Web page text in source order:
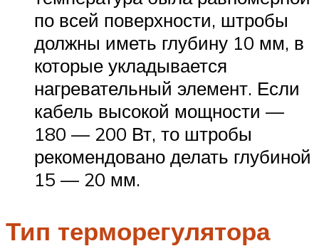
по всей поверхности, штробы
должны иметь глубину 10 мм, в
которые укладывается
нагревательный элемент. Если
кабель высокой мощности —
180 — 200 Вт, то штробы
рекомендовано делать глубиной
15 — 20 мм.
Тип терморегулятора